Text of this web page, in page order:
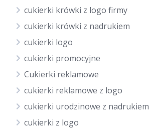
cukierki krówki z logo firmy
cukierki krówki z nadrukiem
cukierki logo
cukierki promocyjne
Cukierki reklamowe
cukierki reklamowe z logo
cukierki urodzinowe z nadrukiem
cukierki z logo